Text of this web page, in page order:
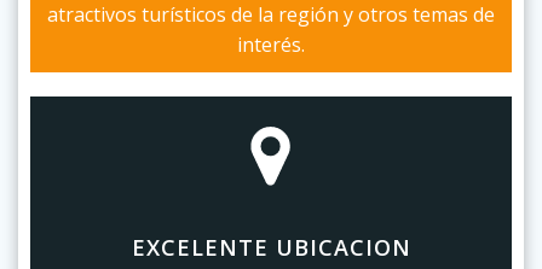
atractivos turísticos de la región y otros temas de
interés.
EXCELENTE UBICACION